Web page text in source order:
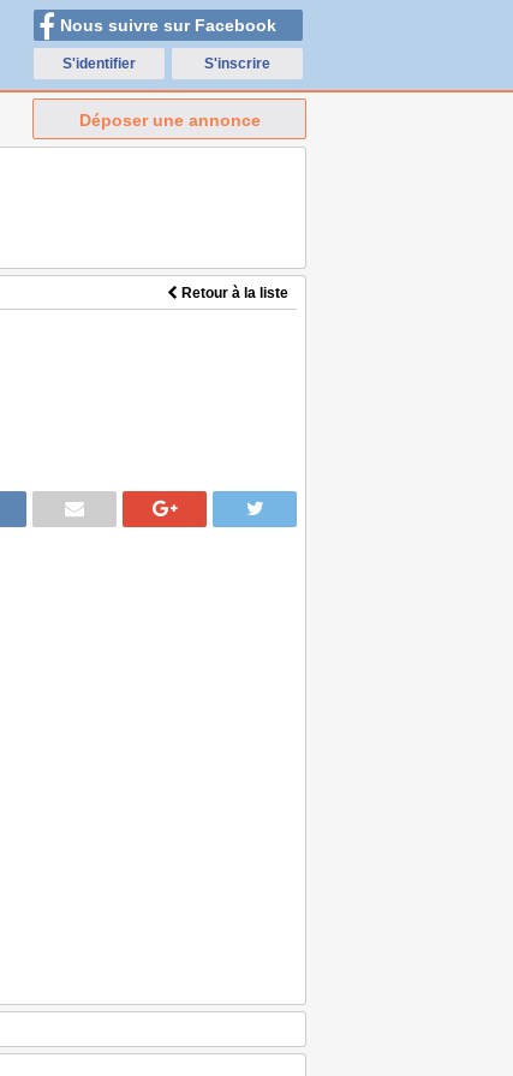
Nous suivre sur Facebook
S'identifier S'inscrire
Déposer une annonce
Retour à la liste